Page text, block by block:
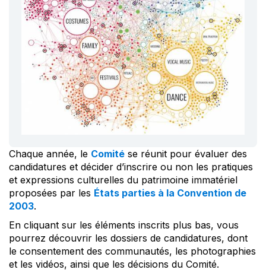
Chaque année, le Comité se réunit pour évaluer des
candidatures et décider d’inscrire ou non les pratiques
et expressions culturelles du patrimoine immatériel
proposées par les États parties à la Convention de
2003.
En cliquant sur les éléments inscrits plus bas, vous
pourrez découvrir les dossiers de candidatures, dont
le consentement des communautés, les photographies
et les vidéos, ainsi que les décisions du Comité.